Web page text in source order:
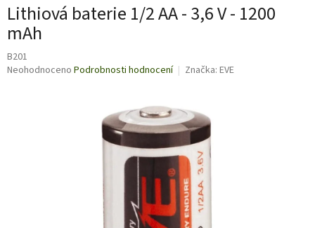
Lithiová baterie 1/2 AA - 3,6 V - 1200
mAh
B201
Průměrné
Neohodnoceno Podrobnosti hodnocení Značka: EVE